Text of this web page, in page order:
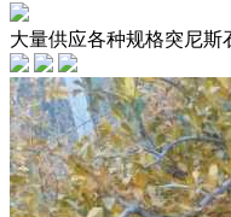
大量供应各种规格突尼斯